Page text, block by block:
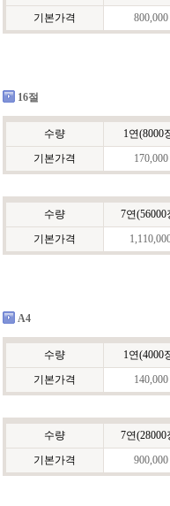
기본가격
800,000
16절
수량
1연(8000
기본가격
170,000
수량
7연(56000
기본가격
A4
수량
1연(4000
기본가격
140,000
수량
7연(28000
기본가격
900,000